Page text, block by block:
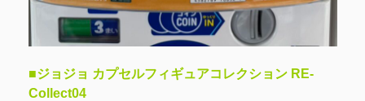
■ジョジョ カプセルフィギュアコレクション RE-
Collect04